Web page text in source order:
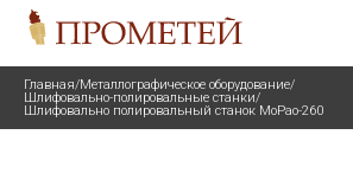
Главная/Металлографическое оборудование/
Шлифовально-полировальные станки/
Шлифовально полировальный станок MoPao-260